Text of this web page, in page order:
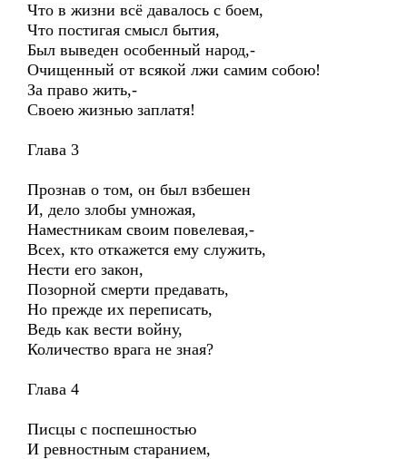
Что в жизни всё давалось с боем,
Что постигая смысл бытия,
Был выведен особенный народ,-
Очищенный от всякой лжи самим собою!
За право жить,-
Своею жизнью заплатя!
Глава 3
Прознав о том, он был взбешен
И, дело злобы умножая,
Наместникам своим повелевая,-
Всех, кто откажется ему служить,
Нести его закон,
Позорной смерти предавать,
Но прежде их переписать,
Ведь как вести войну,
Количество врага не зная?
Глава 4
Писцы с поспешностью
И ревностным старанием,